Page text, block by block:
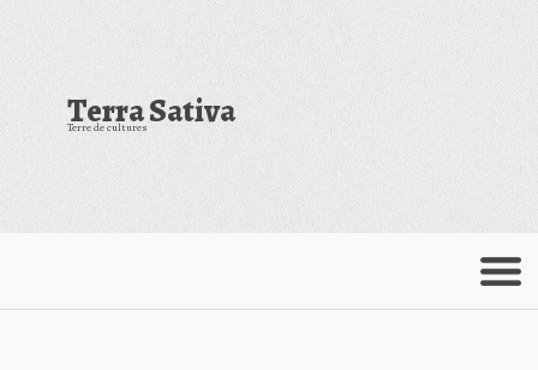
Terra Sativa
Terre de cultures